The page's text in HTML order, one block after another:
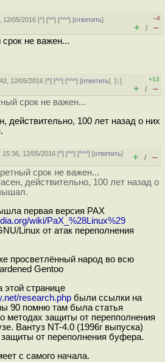
12/05/2016 [^] [^^] [^^^] [ответить]
–4
+ / –
не важен...
12/05/2016 [^] [^^] [^^^] [ответить][↓]
+12
+ / –
срок не важен...
действительно, 100 лет назад о них
15:36, 12/05/2016 [^] [^^] [^^^] [ответить]
+ / –
срок не важен...
действительно, 100 лет назад о
первая версия PAX
wiki/PaX_%28Linux%29
Linux от атак переполнения
просветлённый народ во всю
Gentoo
этой странице
research.php были ссылки на
90 помню там была статья
методах защиты от перепполнения
Вантуз NT-4.0 (1996г выпуска)
от переполнения буфера.
с самого начала.